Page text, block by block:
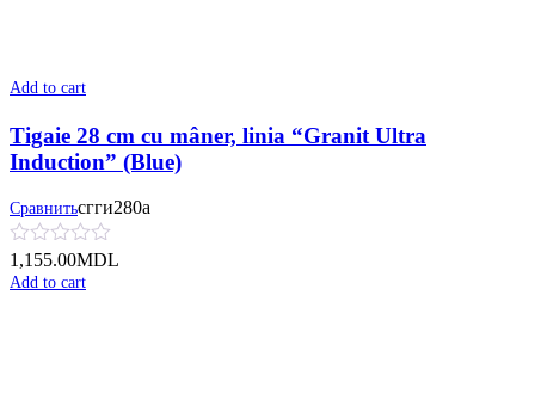
Add to cart
Tigaie 28 cm cu mâner, linia “Granit Ultra
Induction” (Blue)
Сравнитьсгги280а
1,155.00MDL
Add to cart